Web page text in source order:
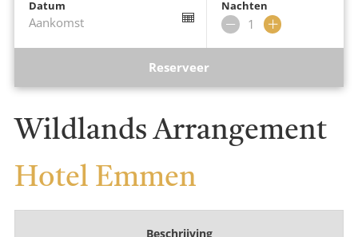
Datum
Aankomst
Nachten
VerwijderVoeg
toe
Reserveer
Wildlands Arrangement
Hotel Emmen
Beschrijving